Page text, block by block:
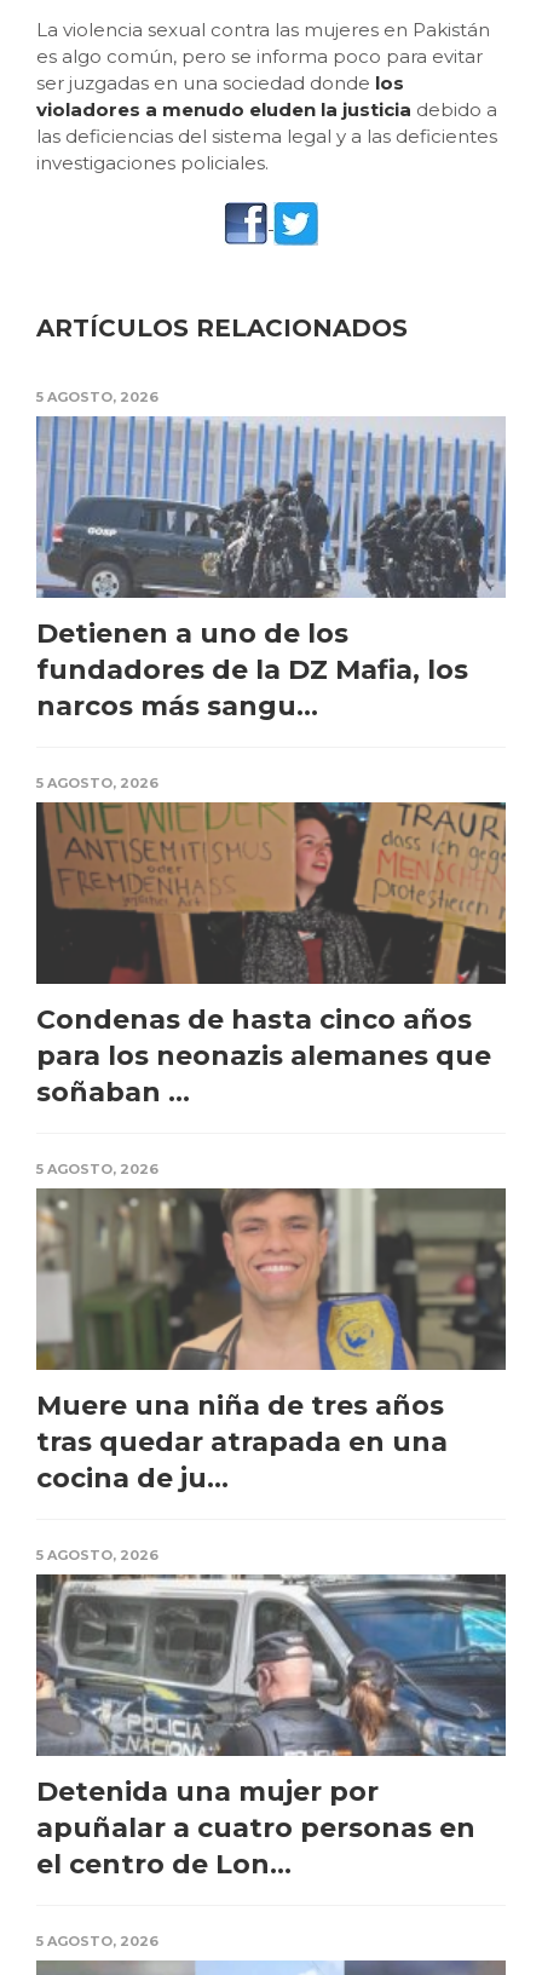
La violencia sexual contra las mujeres en Pakistán
es algo común, pero se informa poco para evitar
ser juzgadas en una sociedad donde los
violadores a menudo eluden la justicia debido a
las deficiencias del sistema legal y a las deficientes
investigaciones policiales.
ARTÍCULOS RELACIONADOS
5 AGOSTO, 2026
Detienen a uno de los
fundadores de la DZ Mafia, los
narcos más sangu...
5 AGOSTO, 2026
Condenas de hasta cinco años
para los neonazis alemanes que
soñaban ...
5 AGOSTO, 2026
Muere una niña de tres años
tras quedar atrapada en una
cocina de ju...
5 AGOSTO, 2026
Detenida una mujer por
apuñalar a cuatro personas en
el centro de Lon...
5 AGOSTO, 2026